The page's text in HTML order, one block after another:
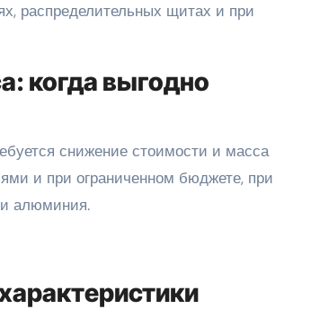
распределительных щитах и при
когда выгодно
снижение стоимости и масса
и при ограниченном бюджете, при
алюминия.